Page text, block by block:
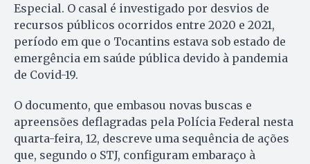
Especial. O casal é investigado por desvios de
recursos públicos ocorridos entre 2020 e 2021,
período em que o Tocantins estava sob estado de
emergência em saúde pública devido à pandemia
de Covid-19.
O documento, que embasou novas buscas e
apreensões deflagradas pela Polícia Federal nesta
quarta-feira, 12, descreve uma sequência de ações
que, segundo o STJ, configuram embaraço à